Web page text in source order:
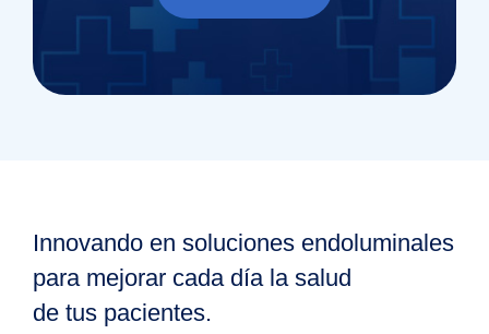
Innovando en soluciones endoluminales
para mejorar cada día la salud
de tus pacientes.